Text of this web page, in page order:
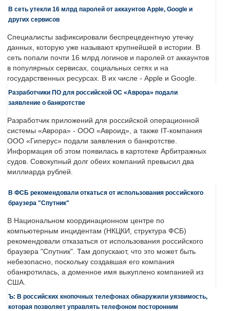
В сеть утекли 16 млрд паролей от аккаунтов Apple, Google и
других сервисов
Специалисты зафиксировали беспрецедентную утечку
данных, которую уже называют крупнейшей в истории. В
сеть попали почти 16 млрд логинов и паролей от аккаунтов
в популярных сервисах, социальных сетях и на
государственных ресурсах. В их числе - Apple и Google.
Разработчики ПО для российской ОС «Аврора» подали
заявление о банкротстве
Разработчик приложений для российской операционной
системы «Аврора» - ООО «Авроид», а также IT-компания
ООО «Гиперус» подали заявления о банкротстве.
Информация об этом появилась в картотеке Арбитражных
судов. Совокупный долг обеих компаний превысил два
миллиарда рублей.
В ФСБ рекомендовали откаться от использования российского
браузера "Спутник"
В Национальном координационном центре по
компьютерным инцидентам (НКЦКИ, структура ФСБ)
рекомендовали отказаться от использования российского
браузера "Спутник". Там допускают, что это может быть
небезопасно, поскольку создавшая его компания
обанкротилась, а доменное имя выкуплено компанией из
США.
Ъ: В российских кнопочных телефонах обнаружили уязвимость,
которая позволяет управлять телефоном посторонним